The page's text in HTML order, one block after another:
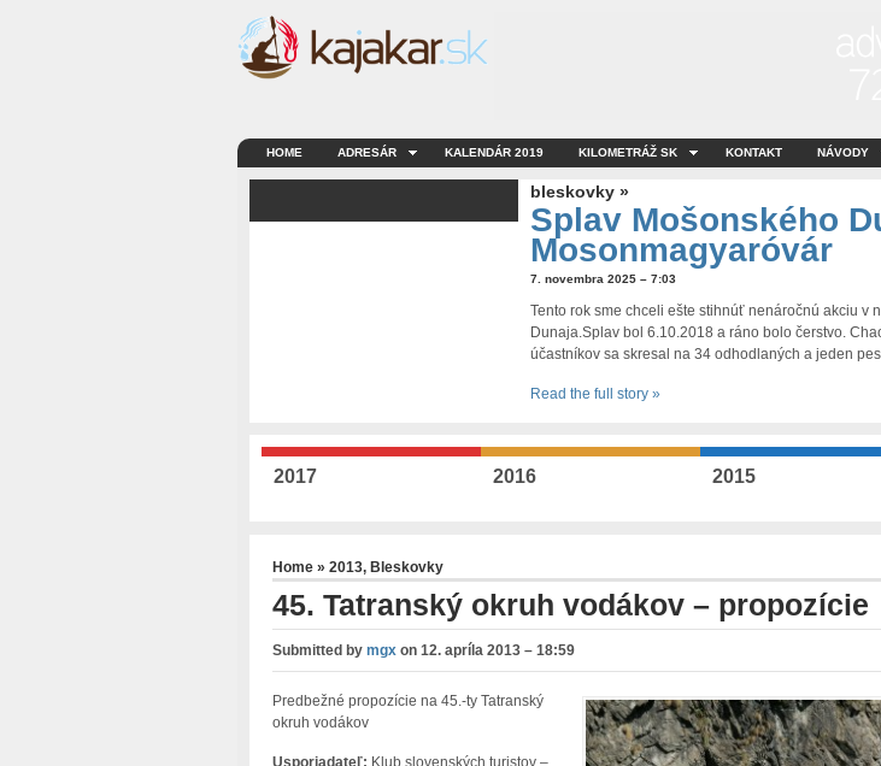
HOME ADRESÁR KALENDÁR 2019 KILOMETRÁŽ SK KONTAKT NÁVODY
bleskovky »
Splav Mošonského
Mosonmagyaróvár
7. novembra 2025 – 7:03
Tento rok sme chceli ešte stihnúť nenáročnú akciu v
Dunaja.Splav bol 6.10.2018 a ráno bolo čerstvo.
účastníkov sa skresal na 34 odhodlaných a jeden
Read the full story »
2017 2016 2015
Home » 2013, Bleskovky
45. Tatranský okruh vodákov – propozície
Submitted by mgxon 12. apríla 2013 – 18:59
Predbežné propozície na 45.-ty Tatranský
okruh vodákov
Usporiadateľ: Klub slovenských turistov –